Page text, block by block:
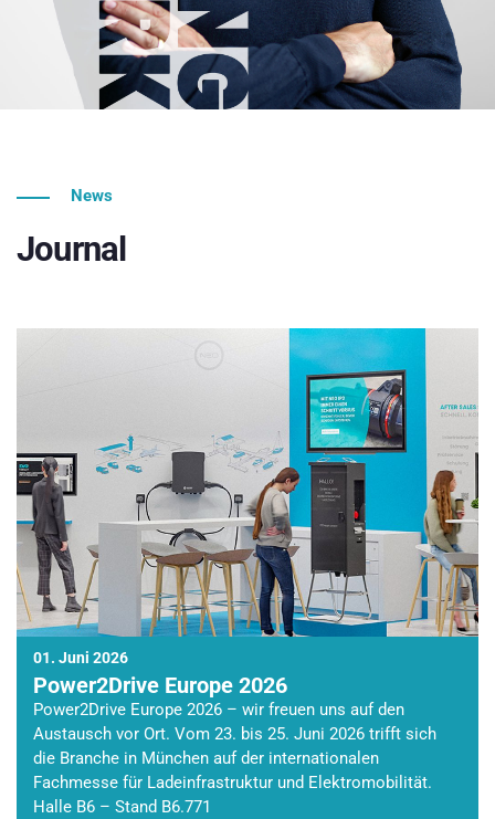
News
Journal
01. Juni 2026
Power2Drive Europe 2026
Power2Drive Europe 2026 – wir freuen uns auf den
Austausch vor Ort. Vom 23. bis 25. Juni 2026 trifft sich
die Branche in München auf der internationalen
Fachmesse für Ladeinfrastruktur und Elektromobilität.
Halle B6 – Stand B6.771